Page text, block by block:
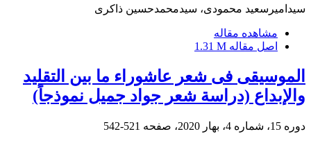
سیدامیرسعید محمودی، سیدمحمدحسین ذاکری
مشاهده مقاله
اصل مقاله 1.31 M
الموسیقى فی شعر عاشوراء ما بین التقلید
والإبداع (دراسة شعر جواد جمیل نموذجاً)
دوره 15، شماره 4، بهار 2020، صفحه 521-542